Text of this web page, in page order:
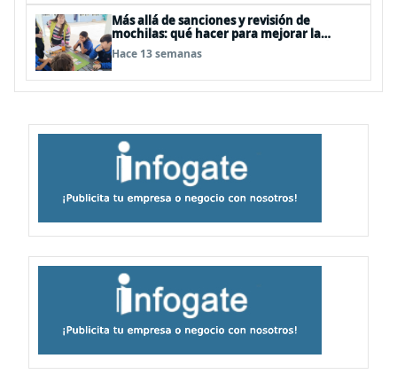
Más allá de sanciones y revisión de
mochilas: qué hacer para mejorar la
convivencia escolar desde la educación
socioemocional
Hace 13 semanas